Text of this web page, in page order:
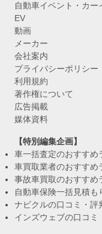
自動車イベント・カー
EV
動画
メーカー
会社案内
プライバシーポリシー
利用規約
著作権について
広告掲載
媒体資料
【特別編集企画】
車一括査定のおすすめ
車買取業者のおすすめ
事故車買取のおすすめ
自動車保険一括見積
ナビクルの口コミ・評
インズウェブの口コミ